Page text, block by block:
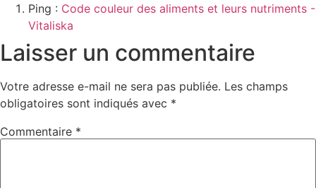
Ping : Code couleur des aliments et leurs nutriments -
Vitaliska
Laisser un commentaire
Votre adresse e-mail ne sera pas publiée. Les champs
obligatoires sont indiqués avec *
Commentaire *